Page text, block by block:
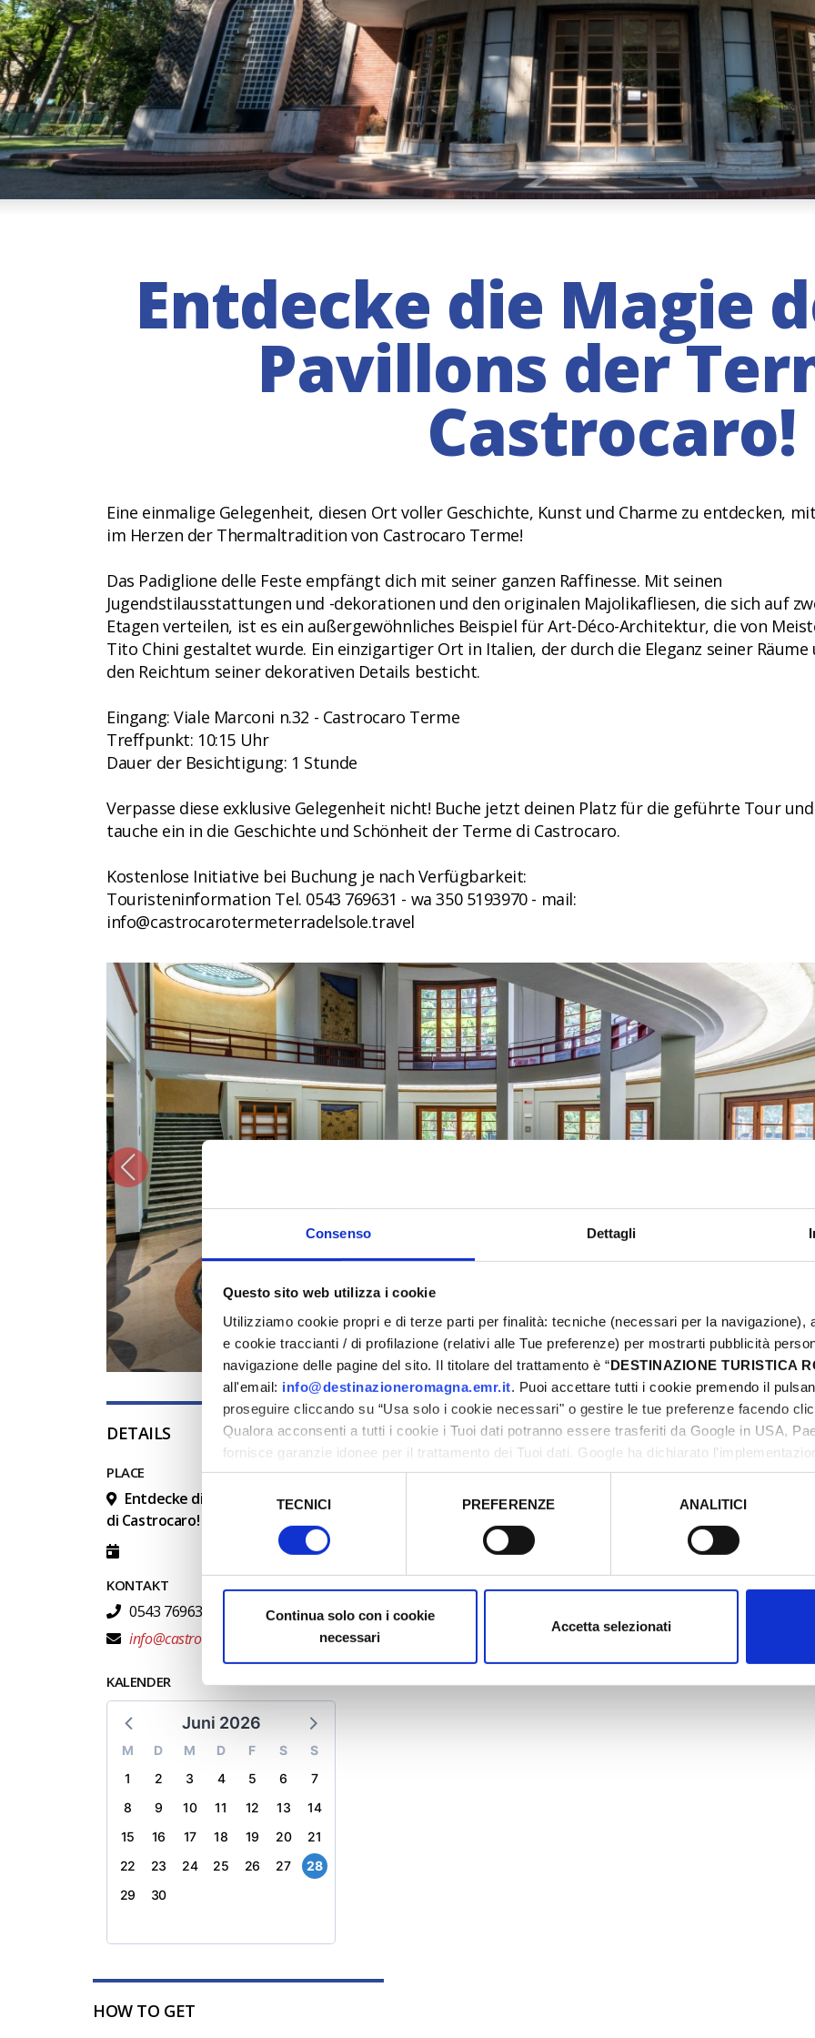
Consenso Dettagli
Questo sito web utilizza i cookie
Utilizziamo cookie propri e di terze parti per finalità: tecniche (necessari per la navigazione),
e cookie traccianti / di profilazione (relativi alle Tue preferenze) per mostrarti pubblicità
navigazione delle pagine del sito. Il titolare del trattamento è “DESTINAZIONE TURISTICA
all'email: info@destinazioneromagna.emr.it. Puoi accettare tutti i cookie premendo il
proseguire cliccando su “Usa solo i cookie necessari" o gestire le tue preferenze facendo
Qualora acconsenti a tutti i cookie i Tuoi dati potranno essere trasferiti da Google in USA,
fornisce garanzie idonee per il trattamento dei Tuoi dati. Google ha dichiarato
sicurezza a Tutela dei navigatori, che abbiamo valutato essere sufficienti.
del
TECNICI PREFERENZE ANALITICI
Continua solo con i cookie
necessari
Accetta selezionati
Entdecke die Magie
Pavillons der
Castrocaro!
Eine einmalige Gelegenheit, diesen Ort voller Geschichte, Kunst und Charme zu entdecken,
im Herzen der Thermaltradition von Castrocaro Terme!
Das Padiglione delle Feste empfängt dich mit seiner ganzen Raffinesse. Mit seinen
Jugendstilausstattungen und -dekorationen und den originalen Majolikafliesen, die sich auf
Etagen verteilen, ist es ein außergewöhnliches Beispiel für Art-Déco-Architektur, die von
Tito Chini gestaltet wurde. Ein einzigartiger Ort in Italien, der durch die Eleganz seiner Räume
den Reichtum seiner dekorativen Details besticht.
Eingang: Viale Marconi n.32 - Castrocaro Terme
Treffpunkt: 10:15 Uhr
Dauer der Besichtigung: 1 Stunde
Verpasse diese exklusive Gelegenheit nicht! Buche jetzt deinen Platz für die geführte Tour und
tauche ein in die Geschichte und Schönheit der Terme di Castrocaro.
Kostenlose Initiative bei Buchung je nach Verfügbarkeit:
Touristeninformation Tel. 0543 769631 - wa 350 5193970 - mail:
info@castrocarotermeterradelsole.travel
1 3
DETAILS
PLACE
Entdecke die Magie des Party-Pavillons der Terme
di Castrocaro!
KONTAKT
0543 769631 - 350 5193970
info@castrocarotermeterradelsole.travel
KALENDER
Juni 2026
M D M D F S
S
1
2 3 4 5 6
7
8
9 10 11 12 13
14
15
16 17 18 19 20
21
22
23 24 25 26 27
28
29
30
HOW TO GET